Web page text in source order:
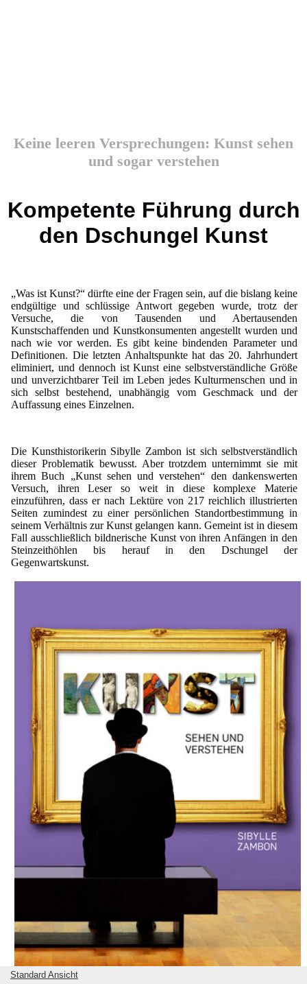
Keine leeren Versprechungen: Kunst sehen
und sogar verstehen
Kompetente Führung durch
den Dschungel Kunst
„Was ist Kunst?“ dürfte eine der Fragen sein, auf die bislang keine
endgültige und schlüssige Antwort gegeben wurde, trotz der
Versuche, die von Tausenden und Abertausenden
Kunstschaffenden und Kunstkonsumenten angestellt wurden und
nach wie vor werden. Es gibt keine bindenden Parameter und
Definitionen. Die letzten Anhaltspunkte hat das 20. Jahrhundert
eliminiert, und dennoch ist Kunst eine selbstverständliche Größe
und unverzichtbarer Teil im Leben jedes Kulturmenschen und in
sich selbst bestehend, unabhängig vom Geschmack und der
Auffassung eines Einzelnen.
Die Kunsthistorikerin Sibylle Zambon ist sich selbstverständlich
dieser Problematik bewusst. Aber trotzdem unternimmt sie mit
ihrem Buch „Kunst sehen und verstehen“ den dankenswerten
Versuch, ihren Leser so weit in diese komplexe Materie
einzuführen, dass er nach Lektüre von 217 reichlich illustrierten
Seiten zumindest zu einer persönlichen Standortbestimmung in
seinem Verhältnis zur Kunst gelangen kann. Gemeint ist in diesem
Fall ausschließlich bildnerische Kunst von ihren Anfängen in den
Steinzeithöhlen bis herauf in den Dschungel der
Gegenwartskunst.
Standard Ansicht